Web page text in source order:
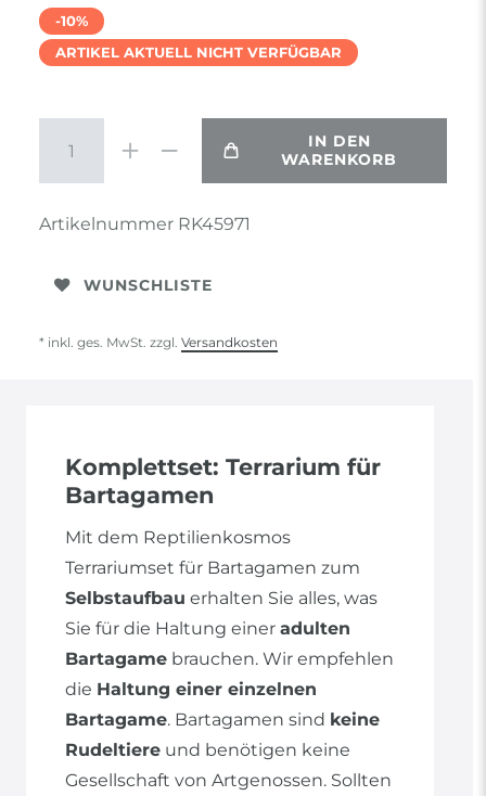
-10%
ARTIKEL AKTUELL NICHT VERFÜGBAR
IN DEN
WARENKORB
Artikelnummer RK45971
WUNSCHLISTE
* inkl. ges. MwSt. zzgl. Versandkosten
Komplettset: Terrarium für
Bartagamen
Mit dem Reptilienkosmos
Terrariumset für Bartagamen zum
Selbstaufbau erhalten Sie alles, was
Sie für die Haltung einer adulten
Bartagame brauchen. Wir empfehlen
die Haltung einer einzelnen
Bartagame. Bartagamen sind keine
Rudeltiere und benötigen keine
Gesellschaft von Artgenossen. Sollten